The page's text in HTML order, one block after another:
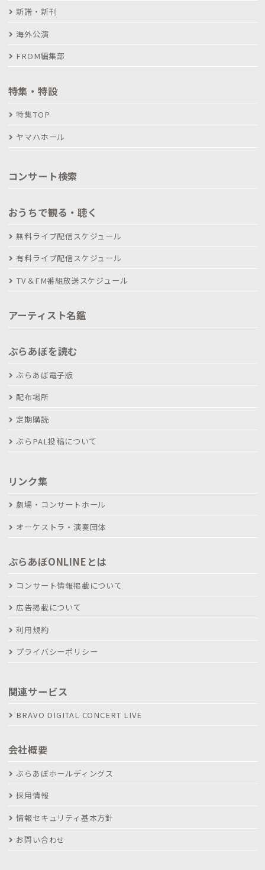
新譜・新刊
海外公演
FROM編集部
特集・特設
特集TOP
ヤマハホール
コンサート検索
おうちで観る・聴く
無料ライブ配信スケジュール
有料ライブ配信スケジュール
TV＆FM番組放送スケジュール
アーティスト名鑑
ぶらあぼを読む
ぶらあぼ電子版
配布場所
定期購読
ぶらPAL投稿について
リンク集
劇場・コンサートホール
オーケストラ・演奏団体
ぶらあぼONLINEとは
コンサート情報掲載について
広告掲載について
利用規約
プライバシーポリシー
関連サービス
BRAVO DIGITAL CONCERT LIVE
会社概要
ぶらあぼホールディングス
採用情報
情報セキュリティ基本方針
お問い合わせ